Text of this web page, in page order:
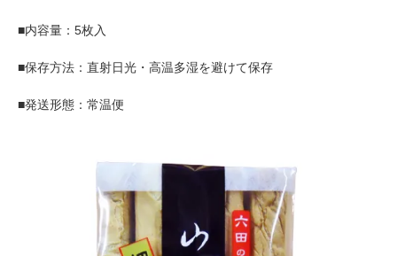
■内容量：5枚入
■保存方法：直射日光・高温多湿を避けて保存
■発送形態：常温便